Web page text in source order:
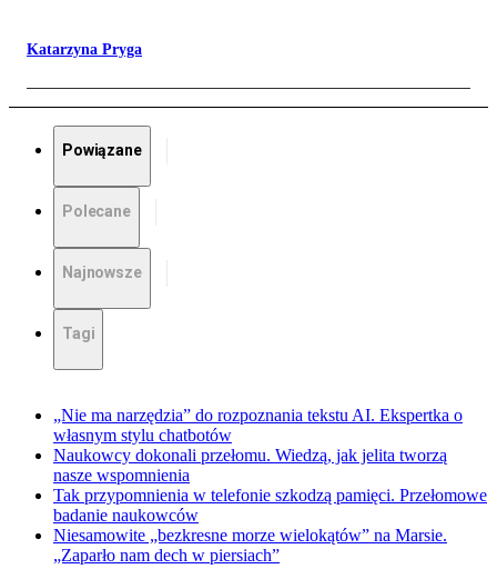
Katarzyna Pryga
Powiązane
Polecane
Najnowsze
Tagi
„Nie ma narzędzia” do rozpoznania tekstu AI. Ekspertka o
własnym stylu chatbotów
Naukowcy dokonali przełomu. Wiedzą, jak jelita tworzą
nasze wspomnienia
Tak przypomnienia w telefonie szkodzą pamięci. Przełomowe
badanie naukowców
Niesamowite „bezkresne morze wielokątów” na Marsie.
„Zaparło nam dech w piersiach”